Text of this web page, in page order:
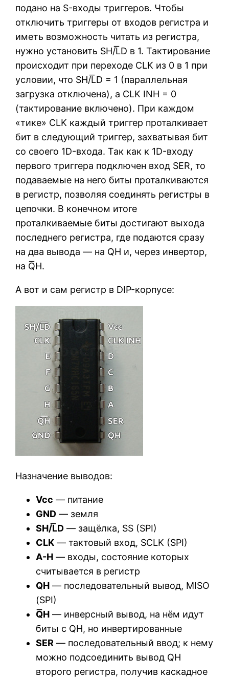
подано на S-входы триггеров. Чтобы
отключить триггеры от входов регистра и
иметь возможность читать из регистра,
нужно установить SH/L͞D в 1. Тактирование
происходит при переходе CLK из 0 в 1 при
условии, что SH/L͞D = 1 (параллельная
загрузка отключена), а CLK INH = 0
(тактирование включено). При каждом
«тике» CLK каждый триггер проталкивает
бит в следующий триггер, захватывая бит
со своего 1D-входа. Так как к 1D-входу
первого триггера подключен вход SER, то
подаваемые на него биты проталкиваются
в регистр, позволяя соединять регистры в
цепочки. В конечном итоге
проталкиваемые биты достигают выхода
последнего регистра, где подаются сразу
на два вывода — на QH и, через инвертор,
на Q͞H.
А вот и сам регистр в DIP-корпусе:
Назначение выводов:
Vcc — питание
GND — земля
SH/L͞D — защёлка, SS (SPI)
CLK — тактовый вход, SCLK (SPI)
A-H — входы, состояние которых
считывается в регистр
QH — последовательный вывод, MISO
(SPI)
Q͞H — инверсный вывод, на нём идут
биты с QH, но инвертированные
SER — последовательный ввод; к нему
можно подсоединить вывод QH
второго регистра, получив каскадное